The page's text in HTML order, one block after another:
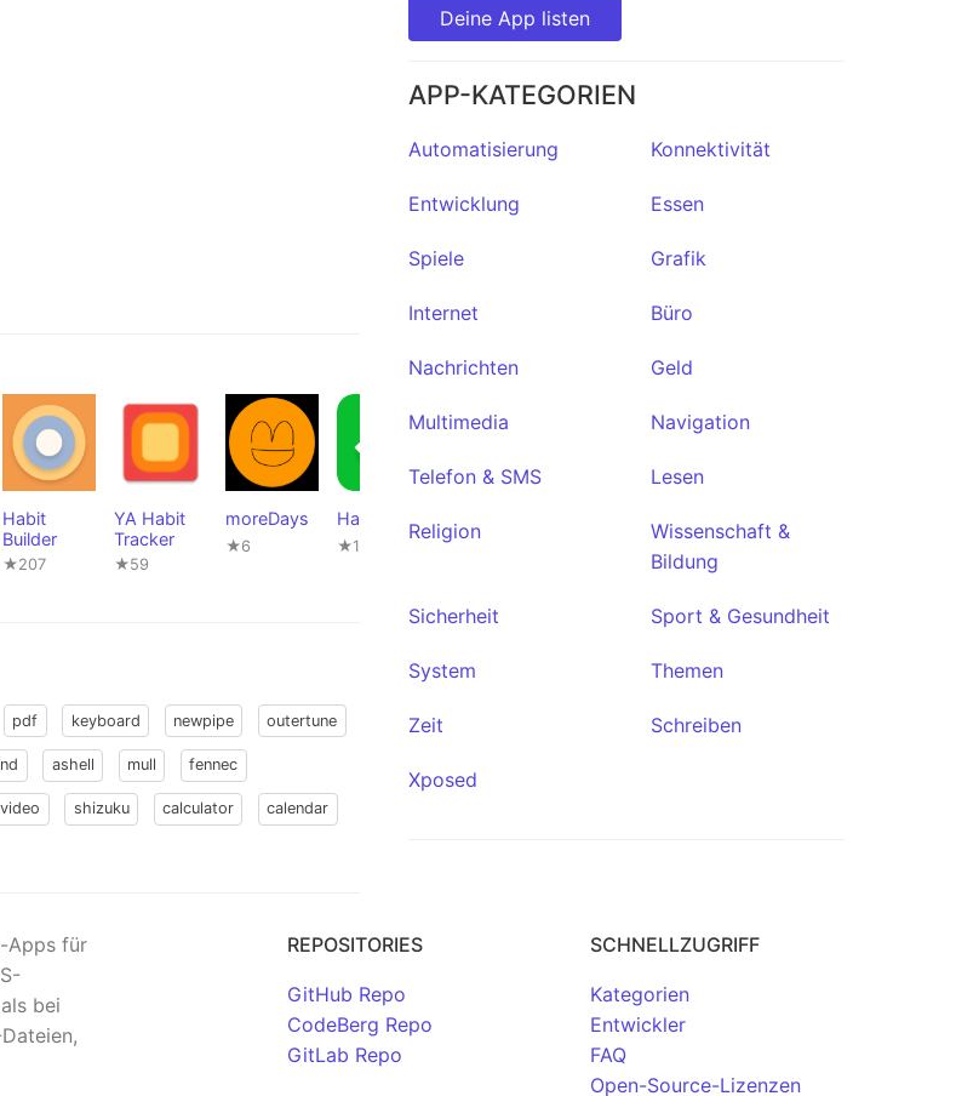
Habit
Builder
★207
YA Habit
Tracker
★59
moreDays
★6
Habo
★1,265
Maker
pdf keyboard newpipe outertune
ashell mull fennec
video shizuku calculator calendar
Deine App listen
APP-KATEGORIEN
Automatisierung Konnektivität
Entwicklung Essen
Spiele Grafik
Internet Büro
Nachrichten Geld
Multimedia Navigation
Telefon & SMS Lesen
Religion
Wissenschaft &
Bildung
Sicherheit Sport & Gesundheit
System Themen
Zeit Schreiben
Xposed
Apps für
bei
REPOSITORIES
GitHub Repo
CodeBerg Repo
GitLab Repo
SCHNELLZUGRIFF
Kategorien
Entwickler
FAQ
Open-Source-Lizenzen